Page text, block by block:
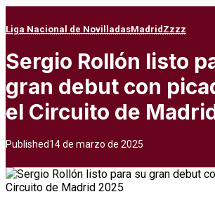
Liga Nacional de NovilladasMadrid Zzzz
Sergio Rollón listo
gran debut con
el Circuito de
Published14 de marzo de 2025